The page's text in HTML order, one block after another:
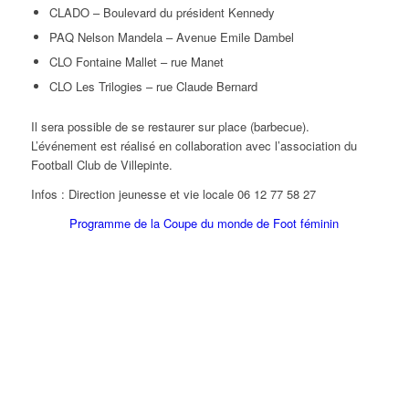
CLADO – Boulevard du président Kennedy
PAQ Nelson Mandela – Avenue Emile Dambel
CLO Fontaine Mallet – rue Manet
CLO Les Trilogies – rue Claude Bernard
Il sera possible de se restaurer sur place (barbecue).
L’événement est réalisé en collaboration avec l’association du
Football Club de Villepinte.
Infos : Direction jeunesse et vie locale 06 12 77 58 27
Programme de la Coupe du monde de Foot féminin